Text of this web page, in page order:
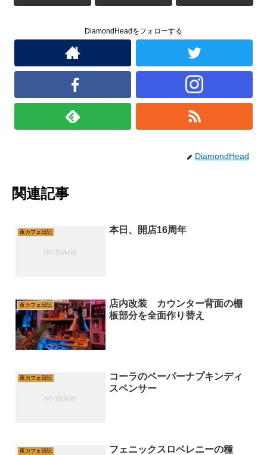
す
DiamondHeadをフォローする
DiamondHead
関連記事
夜カフェ日記 本日、開店16周年
夜カフェ日記
店内改装 カウンター背面の棚
板部分を全面作り替え
夜カフェ日記
コーラのペーパーナプキンディ
スペンサー
夜カフェ日記 フェニックスロベレニーの種